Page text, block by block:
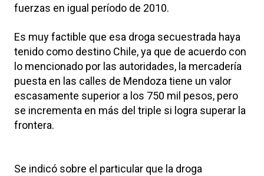
fuerzas en igual período de 2010.
Es muy factible que esa droga secuestrada haya
tenido como destino Chile, ya que de acuerdo con
lo mencionado por las autoridades, la mercadería
puesta en las calles de Mendoza tiene un valor
escasamente superior a los 750 mil pesos, pero
se incrementa en más del triple si logra superar la
frontera.
Se indicó sobre el particular que la droga